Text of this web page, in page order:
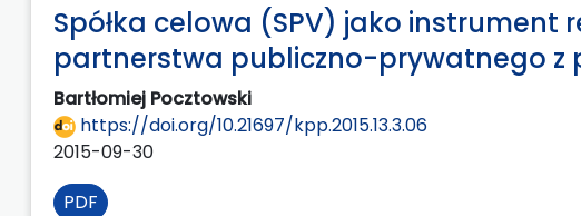
Spółka celowa (SPV) jako instrument
partnerstwa publiczno-prywatnego
Bartłomiej Pocztowski
https://doi.org/10.21697/kpp.2015.13.3.06
2015-09-30
PDF